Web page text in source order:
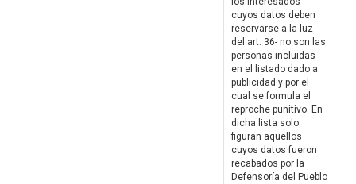
cuyos datos deben
reservarse a la luz
del art. 36- no son las
personas incluidas
en el listado dado a
publicidad y por el
cual se formula el
reproche punitivo. En
dicha lista solo
figuran aquellos
cuyos datos fueron
recabados por la
Defensoría del Pueblo